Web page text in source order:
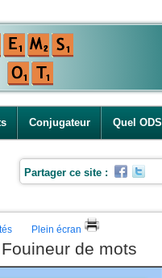
Conjugateur Quel ODS
Partager ce site :
Plein écran
Fouineur de mots